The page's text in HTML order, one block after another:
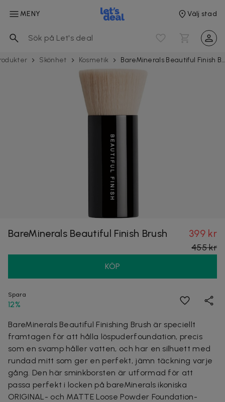
MENY Välj stad
Skönhet Kosmetik BareMinerals Beautiful Finish Brush
BareMinerals Beautiful Finish Brush 399 kr
455 kr
KÖP
Spara
12%
BareMinerals Beautiful Finishing Brush är speciellt
framtagen för att hålla löspuderfoundation, precis
som en svamp håller vatten, och har en silhuett med
rundad mitt som ger en perfekt, jämn täckning varje
gång. Den här sminkborsten är utformad för att
passa perfekt i locken på bareMinerals ikoniska
ORIGINAL- och MATTE Loose Powder Foundation-